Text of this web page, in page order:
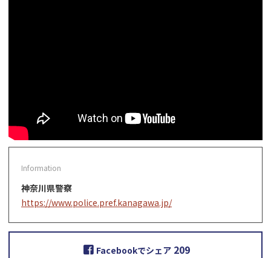
神奈川県警察
https://www.police.pref.kanagawa.jp/
Facebookでシェア 209